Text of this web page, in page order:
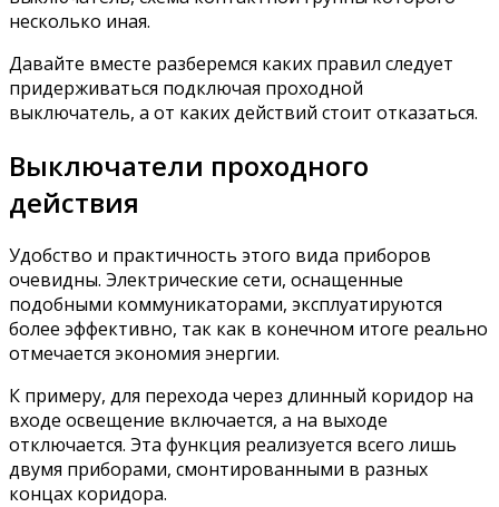
несколько иная.
Давайте вместе разберемся каких правил следует
придерживаться подключая проходной
выключатель, а от каких действий стоит отказаться.
Выключатели проходного
действия
Удобство и практичность этого вида приборов
очевидны. Электрические сети, оснащенные
подобными коммуникаторами, эксплуатируются
более эффективно, так как в конечном итоге реально
отмечается экономия энергии.
К примеру, для перехода через длинный коридор на
входе освещение включается, а на выходе
отключается. Эта функция реализуется всего лишь
двумя приборами, смонтированными в разных
концах коридора.